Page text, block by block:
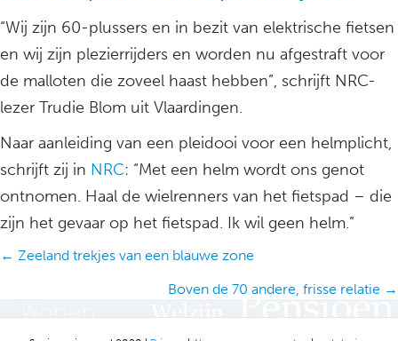
“Wij zijn 60-plussers en in bezit van elektrische fietsen
en wij zijn plezierrijders en worden nu afgestraft voor
de malloten die zoveel haast hebben”, schrijft NRC-
lezer Trudie Blom uit Vlaardingen.
Naar aanleiding van een pleidooi voor een helmplicht,
schrijft zij in NRC: “Met een helm wordt ons genot
ontnomen. Haal de wielrenners van het fietspad – die
zijn het gevaar op het fietspad. Ik wil geen helm.”
Posts
← Zeeland trekjes van een blauwe zone
Boven de 70 andere, frisse relatie →